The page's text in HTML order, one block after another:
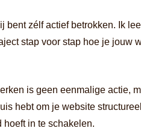
bent zélf actief betrokken. Ik
stap voor stap hoe je jouw
is geen eenmalige actie,
hebt om je website
in te schakelen.